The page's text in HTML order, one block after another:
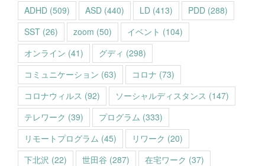
ADHD (509) ASD (440) LD (413) PDD (288)
SST (26) zoom (50) イベント (104)
オンライン (41) グディ (298)
コミュニケーション (63) コロナ (73)
コロナウィルス (92) ソーシャルディスタンス (147)
テレワーク (39) プログラム (333)
リモートプログラム (45) リワーク (20)
下北沢 (22) 世田谷 (287) 在宅ワーク (37)